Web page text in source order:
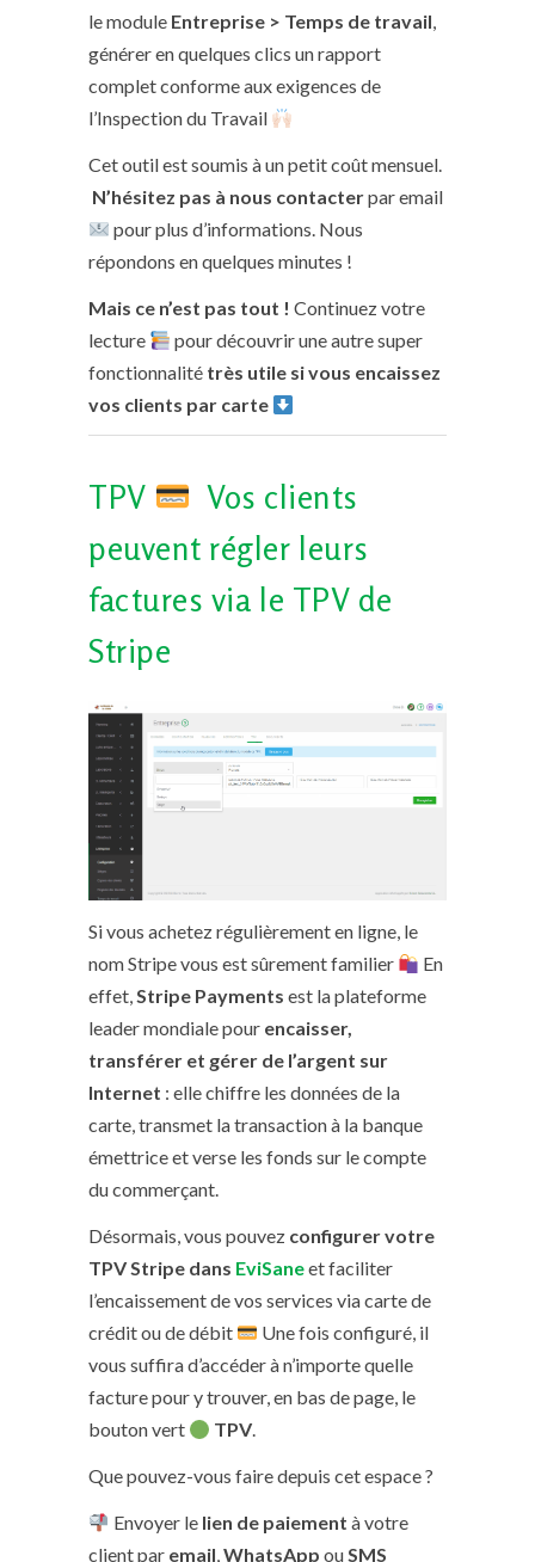
le module Entreprise > Temps de travail,
générer en quelques clics un rapport
complet conforme aux exigences de
l’Inspection du Travail
Cet outil est soumis à un petit coût mensuel.
N’hésitez pas à nous contacterpar email
pour plus d’informations. Nous
répondons en quelques minutes !
Mais ce n’est pas tout ! Continuez votre
lecture
pour découvrir une autre super
fonctionnalité très utile si vous encaissez
vos clients par carte
TPV
Vos clients
peuvent régler leurs
factures via le TPV de
Stripe
Si vous achetez régulièrement en ligne, le
nom Stripe vous est sûrement familier
En
effet,Stripe Payments est la plateforme
leader mondiale pour encaisser,
transférer et gérer de l’argent sur
Internet : elle chiffre les données de la
carte, transmet la transaction à la banque
émettrice et verse les fonds sur le compte
du commerçant.
Désormais, vous pouvez configurer votre
TPV Stripe dans EviSaneet faciliter
l’encaissement de vos services via carte de
crédit ou de débit
Une fois configuré, il
vous suffira d’accéder à n’importe quelle
facture pour y trouver, en bas de page, le
bouton vert
TPV.
Que pouvez-vous faire depuis cet espace ?
Envoyer le lien de paiement à votre
client par email,WhatsApp ouSMS